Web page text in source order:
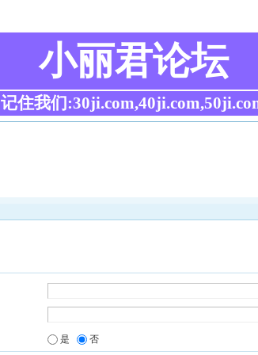
小丽君论坛
记住我们
是 否